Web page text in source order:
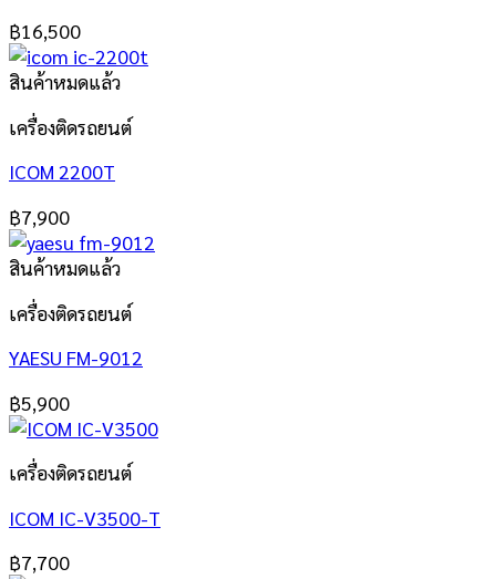
฿16,500
สินค้าหมดแล้ว
เครื่องติดรถยนต์
ICOM 2200T
฿7,900
สินค้าหมดแล้ว
เครื่องติดรถยนต์
YAESU FM-9012
฿5,900
เครื่องติดรถยนต์
ICOM IC-V3500-T
฿7,700